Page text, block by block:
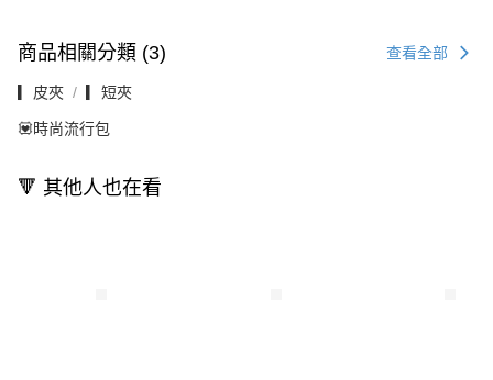
商品相關分類 (3) 查看全部
▎皮夾 ▎短夾
💟時尚流行包
🔻 其他人也在看